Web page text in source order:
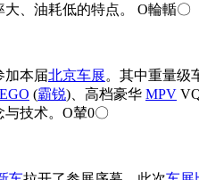
大、油耗低的特点。 O輪輴〇
加本届北京车展。其中重量级
(霸锐)、高档豪华 MPV
技术。O輦0〇